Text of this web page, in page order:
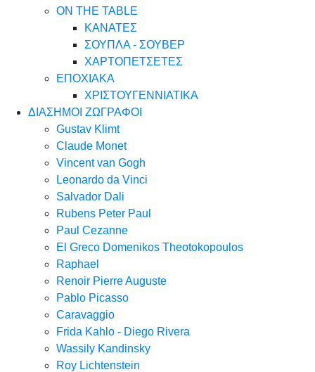
ON THE TABLE
ΚΑΝΑΤΕΣ
ΣΟΥΠΛΑ - ΣΟΥΒΕΡ
ΧΑΡΤΟΠΕΤΣΕΤΕΣ
ΕΠΟΧΙΑΚΑ
ΧΡΙΣΤΟΥΓΕΝΝΙΑΤΙΚΑ
ΔΙΑΣΗΜΟΙ ΖΩΓΡΑΦΟΙ
Gustav Klimt
Claude Monet
Vincent van Gogh
Leonardo da Vinci
Salvador Dali
Rubens Peter Paul
Paul Cezanne
El Greco Domenikos Theotokopoulos
Raphael
Renoir Pierre Auguste
Pablo Picasso
Caravaggio
Frida Kahlo - Diego Rivera
Wassily Kandinsky
Roy Lichtenstein